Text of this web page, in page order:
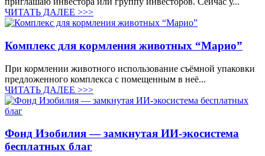
ЧИТАТЬ ДАЛЕЕ >>>
Комплекс для кормления животных “Марио”
При кормлении животного использование съёмной упаковки
предложенного комплекса с помещенным в неё...
ЧИТАТЬ ДАЛЕЕ >>>
Фонд Изобилия — замкнутая ИИ-экосистема
бесплатных благ